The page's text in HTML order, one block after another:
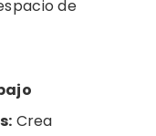
de
Crea